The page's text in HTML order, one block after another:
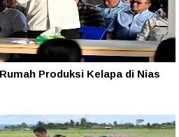
Produksi Kelapa di Nias